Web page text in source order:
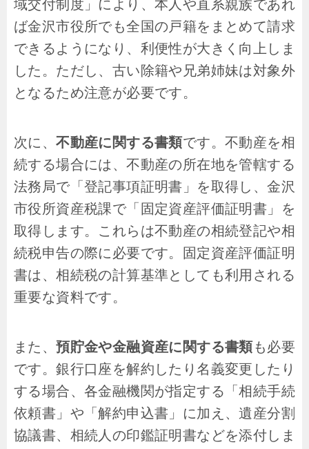
域交付制度」により、本人や直系親族であれ
ば金沢市役所でも全国の戸籍をまとめて請求
できるようになり、利便性が大きく向上しま
した。ただし、古い除籍や兄弟姉妹は対象外
となるため注意が必要です。
次に、不動産に関する書類です。不動産を相
続する場合には、不動産の所在地を管轄する
法務局で「登記事項証明書」を取得し、金沢
市役所資産税課で「固定資産評価証明書」を
取得します。これらは不動産の相続登記や相
続税申告の際に必要です。固定資産評価証明
書は、相続税の計算基準としても利用される
重要な資料です。
また、預貯金や金融資産に関する書類も必要
です。銀行口座を解約したり名義変更したり
する場合、各金融機関が指定する「相続手続
依頼書」や「解約申込書」に加え、遺産分割
協議書、相続人の印鑑証明書などを添付しま